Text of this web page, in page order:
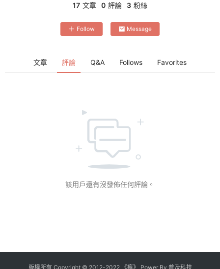
17 文章 0 評論 3 粉絲
Follow Message
文章 評論 Q&A Follows Favorites
該用戶還有沒發佈任何評論。
版權所有 Copyright © 2012-2022《瘋》 Power By 普及科技